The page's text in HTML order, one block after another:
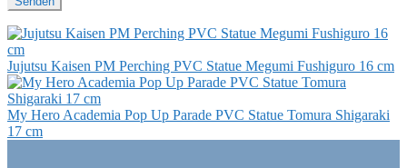
Jujutsu Kaisen PM Perching PVC Statue Megumi Fushiguro 16 cm
My Hero Academia Pop Up Parade PVC Statue Tomura Shigaraki
17 cm